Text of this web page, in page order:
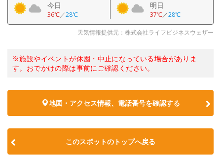
今日
36℃／28℃
明日
37℃／28℃
天気情報提供元：株式会社ライフビジネスウェザー
※施設やイベントが休園・中止になっている場合がありま
す。おでかけの際は事前にご確認ください。
地図・アクセス情報、電話番号を確認する
このスポットのトップへ戻る